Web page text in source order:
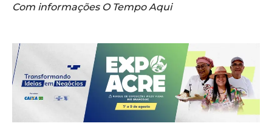
Com informações O Tempo Aqui